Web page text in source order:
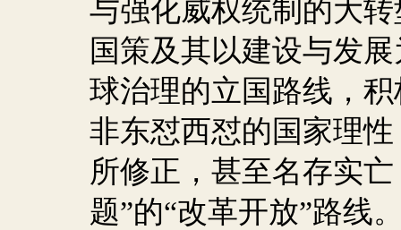
与强化威权统制的大
国策及其以建设与发
球治理的立国路线，
非东怼西怼的国家理
所修正，甚至名存实
题”的“改革开放”路线